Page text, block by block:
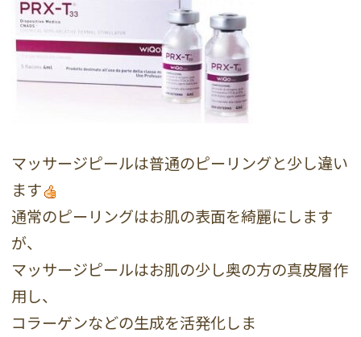
マッサージピールは普通のピーリングと少し違い
ます
通常のピーリングはお肌の表面を綺麗にします
が、
マッサージピールはお肌の少し奥の方の真皮層作
用し、
コラーゲンなどの生成を活発化しま